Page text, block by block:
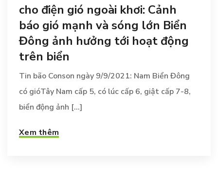
cho điện gió ngoài khơi: Cảnh
báo gió mạnh và sóng lớn Biển
Đông ảnh hưởng tới hoạt động
trên biển
Tin bão Conson ngày 9/9/2021: Nam Biển Đông
có gióTây Nam cấp 5, có lúc cấp 6, giật cấp 7-8,
biển động ảnh [...]
Xem thêm